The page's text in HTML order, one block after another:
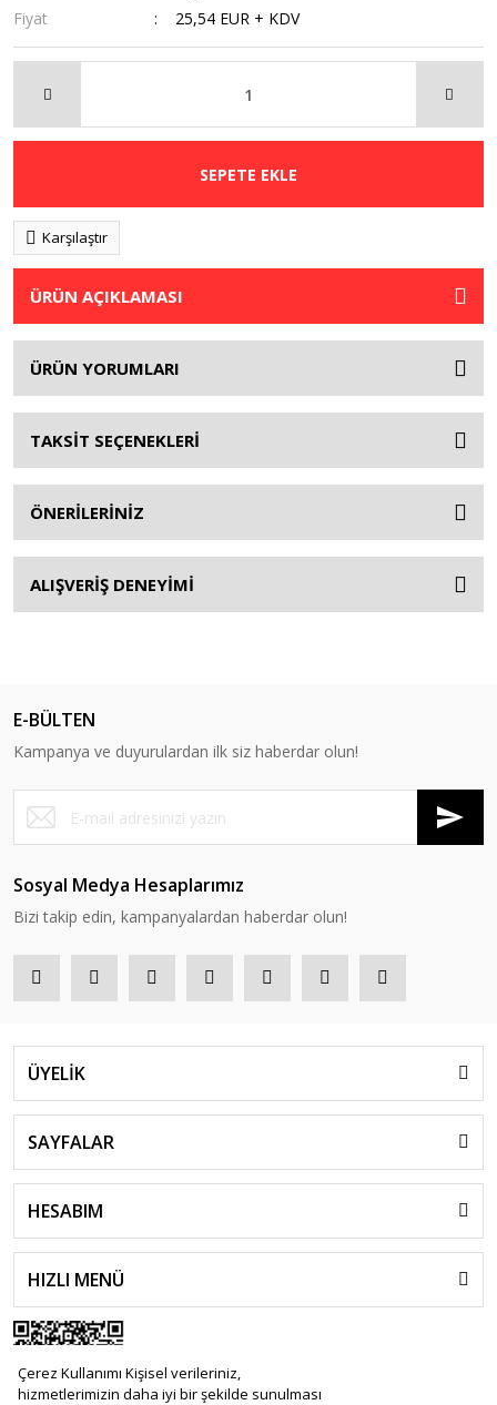
Çerez Kullanımı Kişisel verileriniz,
hizmetlerimizin daha iyi bir şekilde sunulması
Fiyat
25,54 EUR + KDV
SEPETE EKLE
Karşılaştır
ÜRÜN AÇIKLAMASI
ÜRÜN YORUMLARI
TAKSİT SEÇENEKLERİ
ÖNERİLERİNİZ
ALIŞVERİŞ DENEYİMİ
E-BÜLTEN
Kampanya ve duyurulardan ilk siz haberdar olun!
Sosyal Medya Hesaplarımız
Bizi takip edin, kampanyalardan haberdar olun!
ÜYELİK
SAYFALAR
HESABIM
HIZLI MENÜ